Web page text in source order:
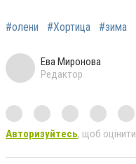
#олени #Хортица #зима
Ева Миронова
Редактор
Авторизуйтесь, щоб оцінити